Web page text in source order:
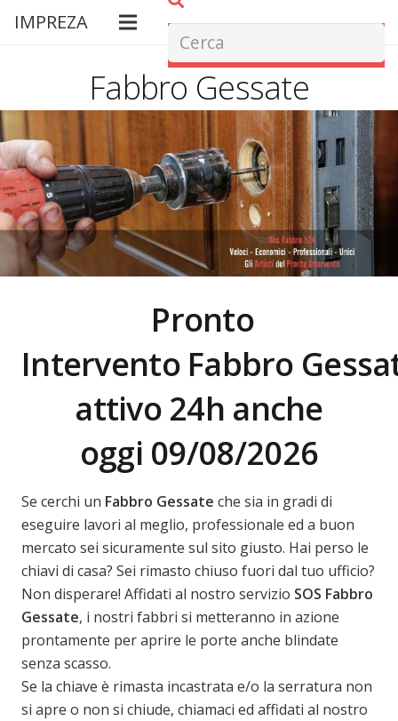
IMPREZA
Fabbro Gessate
Pronto
Intervento Fabbro
attivo 24h anche
oggi 09/08/2026
Se cerchi un Fabbro Gessate che sia in gradi di
eseguire lavori al meglio, professionale ed a buon
mercato sei sicuramente sul sito giusto. Hai perso le
chiavi di casa? Sei rimasto chiuso fuori dal tuo ufficio?
Non disperare! Affidati al nostro servizio SOS Fabbro
Gessate, i nostri fabbri si metteranno in azione
prontamente per aprire le porte anche blindate
senza scasso.
Se la chiave è rimasta incastrata e/o la serratura non
si apre o non si chiude, chiamaci ed affidati al nostro